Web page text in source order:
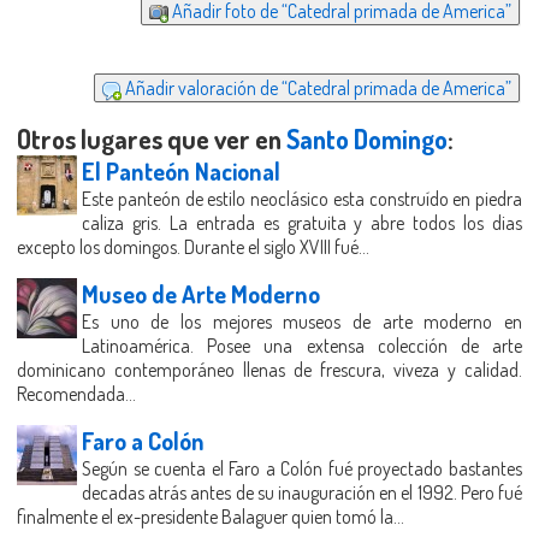
Añadir foto de “Catedral primada de America”
Añadir valoración de “Catedral primada de America”
Otros lugares que ver enSanto Domingo:
El Panteón Nacional
Este panteón de estilo neoclásico esta construído en piedra
caliza gris. La entrada es gratuita y abre todos los dias
excepto los domingos. Durante el siglo XVIII fué...
Museo de Arte Moderno
Es uno de los mejores museos de arte moderno en
Latinoamérica. Posee una extensa colección de arte
dominicano contemporáneo llenas de frescura, viveza y calidad.
Recomendada...
Faro a Colón
Según se cuenta el Faro a Colón fué proyectado bastantes
decadas atrás antes de su inauguración en el 1992. Pero fué
finalmente el ex-presidente Balaguer quien tomó la...